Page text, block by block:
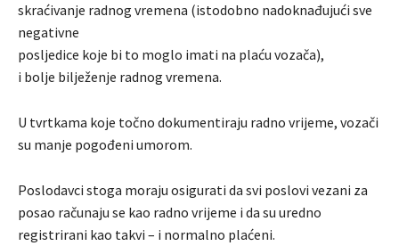
skraćivanje radnog vremena (istodobno nadoknađujući sve
negativne
posljedice koje bi to moglo imati na plaću vozača),
i bolje bilježenje radnog vremena.
U tvrtkama koje točno dokumentiraju radno vrijeme, vozači
su manje pogođeni umorom.
Poslodavci stoga moraju osigurati da svi poslovi vezani za
posao računaju se kao radno vrijeme i da su uredno
registrirani kao takvi – i normalno plaćeni.